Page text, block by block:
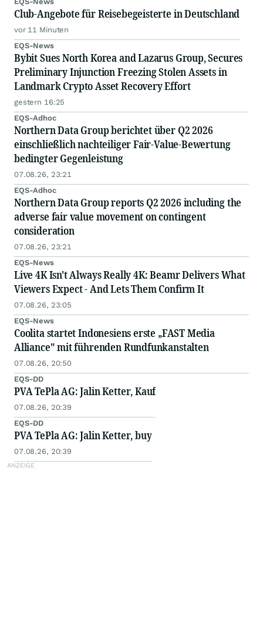
Club-Angebote für Reisebegeisterte in Deutschland
vor 11 Minuten
EQS-News
Bybit Sues North Korea and Lazarus Group, Secures
Preliminary Injunction Freezing Stolen Assets in
Landmark Crypto Asset Recovery Effort
gestern 16:25
EQS-Adhoc
Northern Data Group berichtet über Q2 2026
einschließlich nachteiliger Fair-Value-Bewertung
bedingter Gegenleistung
07.08.26, 23:21
EQS-Adhoc
Northern Data Group reports Q2 2026 including the
adverse fair value movement on contingent
consideration
07.08.26, 23:21
EQS-News
Live 4K Isn't Always Really 4K: Beamr Delivers What
Viewers Expect - And Lets Them Confirm It
07.08.26, 23:05
EQS-News
Coolita startet Indonesiens erste „FAST Media
Alliance" mit führenden Rundfunkanstalten
07.08.26, 20:50
EQS-DD
PVA TePla AG: Jalin Ketter, Kauf
07.08.26, 20:39
EQS-DD
PVA TePla AG: Jalin Ketter, buy
07.08.26, 20:39